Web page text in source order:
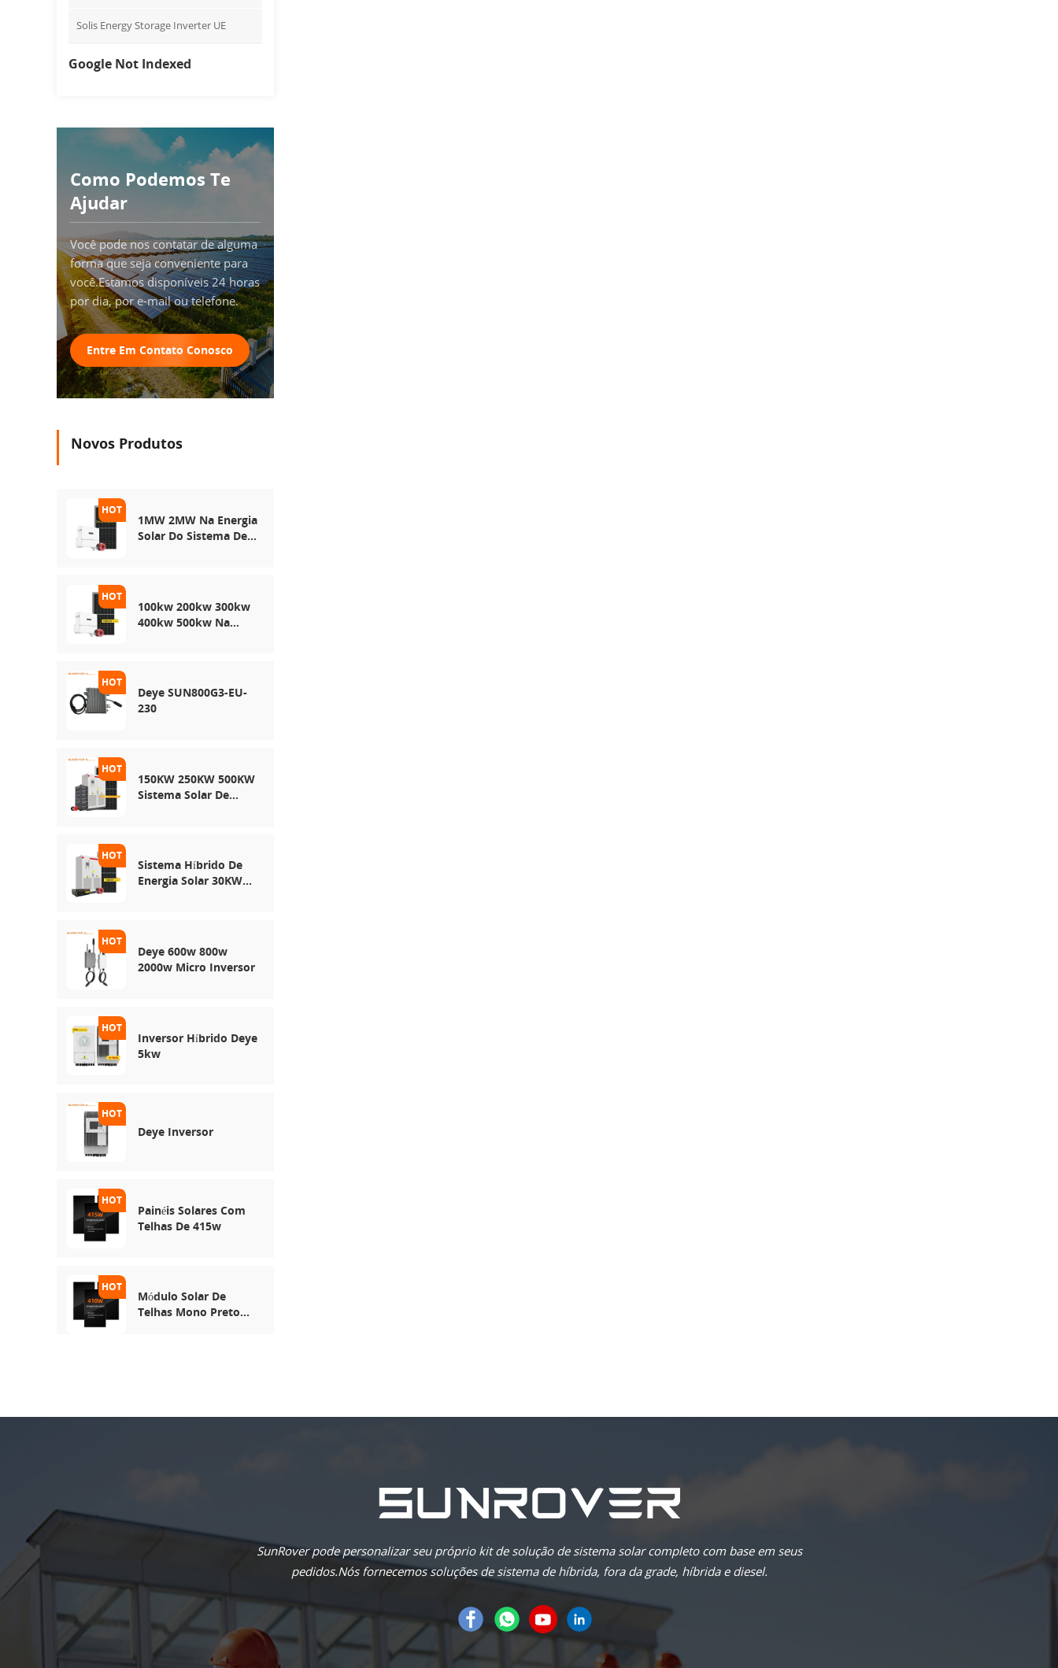
Solis Energy Storage Inverter UE
Google Not Indexed
Como Podemos Te
Ajudar
Você pode nos contatar de alguma
forma que seja conveniente para
você.Estamos disponíveis 24 horas
por dia, por e-mail ou telefone.
Entre Em Contato Conosco
Novos Produtos
1MW 2MW Na Energia
Solar Do Sistema De
100kw 200kw 300kw
400kw 500kw Na
Deye SUN800G3-EU-
230
150KW 250KW 500KW
Sistema Solar De
Sistema Híbrido De
Energia Solar 30KW
Deye 600w 800w
2000w Micro Inversor
Inversor Híbrido Deye
5kw
Deye Inversor
Painéis Solares Com
Telhas De 415w
Módulo Solar De
Telhas Mono Preto
SunRover pode personalizar seu próprio kit de solução de sistema solar completo com base em seus
pedidos.Nós fornecemos soluções de sistema de híbrida, fora da grade, híbrida e diesel.